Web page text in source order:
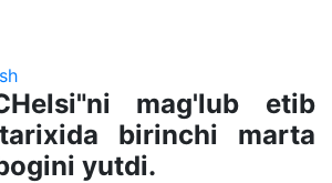
mag'lub etib
birinchi marta
yutdi.